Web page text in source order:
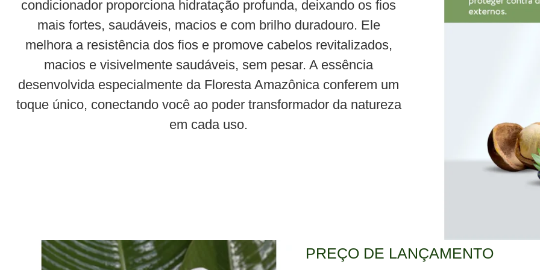
condicionador proporciona hidratação profunda, deixando os fios
mais fortes, saudáveis, macios e com brilho duradouro. Ele
melhora a resistência dos fios e promove cabelos revitalizados,
macios e visivelmente saudáveis, sem pesar. A essência
desenvolvida especialmente da Floresta Amazônica conferem um
toque único, conectando você ao poder transformador da natureza
em cada uso.
PREÇO DE LANÇAMENTO